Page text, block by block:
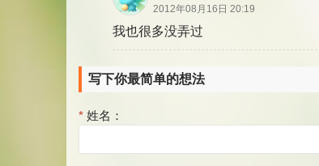
2012年08月16日 20:19
我也很多没弄过
写下你最简单的想法
* 姓名：